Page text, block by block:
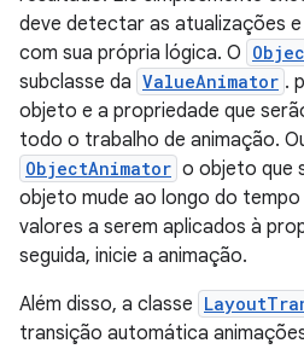
deve detectar as atualizações
com sua própria lógica. O
subclasse da ValueAnimator .
objeto e a propriedade que
todo o trabalho de animação.
ObjectAnimator o objeto que
objeto mude ao longo do tempo
valores a serem aplicados à
seguida, inicie a animação.
Além disso, a classe
transição automática